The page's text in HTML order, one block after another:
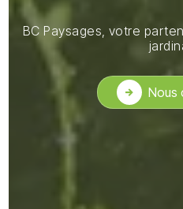
BC Paysages, votre
Nous